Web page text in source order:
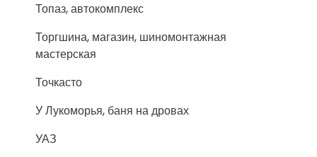
Топаз, автокомплекс
Торгшина, магазин, шиномонтажная
мастерская
Точкасто
У Лукоморья, баня на дровах
УАЗ